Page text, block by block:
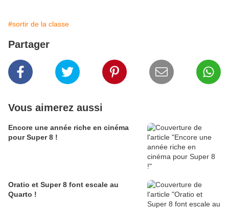
#sortir de la classe
Partager
Vous aimerez aussi
Encore une année riche en cinéma
pour Super 8 !
Oratio et Super 8 font escale au
Quarto !